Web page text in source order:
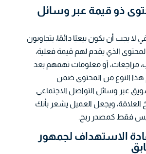
ذو قيمة عبر وسائل
لا يجب أن يكون بيعيًا دائمًا، يتجاوبون
الذي يقدم لهم قيمة فعلية،
مراجعات، أو معلومات تهمهم بعد
هذا النوع من المحتوى ضمن
عبر وسائل التواصل الاجتماعي
ويجعل العميل يشعر بأنك
فقط كمصدر ربح.
الاستهداف لجمهور